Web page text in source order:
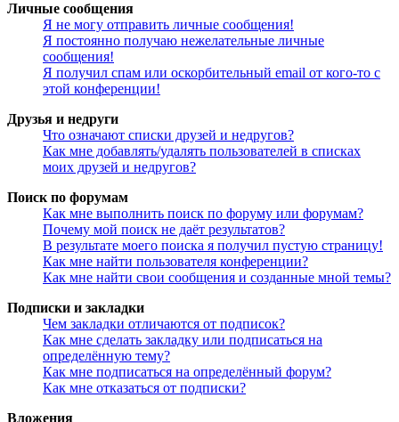
Личные сообщения
Я не могу отправить личные сообщения!
Я постоянно получаю нежелательные личные
сообщения!
Я получил спам или оскорбительный email от кого-то с
этой конференции!
Друзья и недруги
Что означают списки друзей и недругов?
Как мне добавлять/удалять пользователей в списках
моих друзей и недругов?
Поиск по форумам
Как мне выполнить поиск по форуму или форумам?
Почему мой поиск не даёт результатов?
В результате моего поиска я получил пустую страницу!
Как мне найти пользователя конференции?
Как мне найти свои сообщения и созданные мной темы?
Подписки и закладки
Чем закладки отличаются от подписок?
Как мне сделать закладку или подписаться на
определённую тему?
Как мне подписаться на определённый форум?
Как мне отказаться от подписки?
Вложения